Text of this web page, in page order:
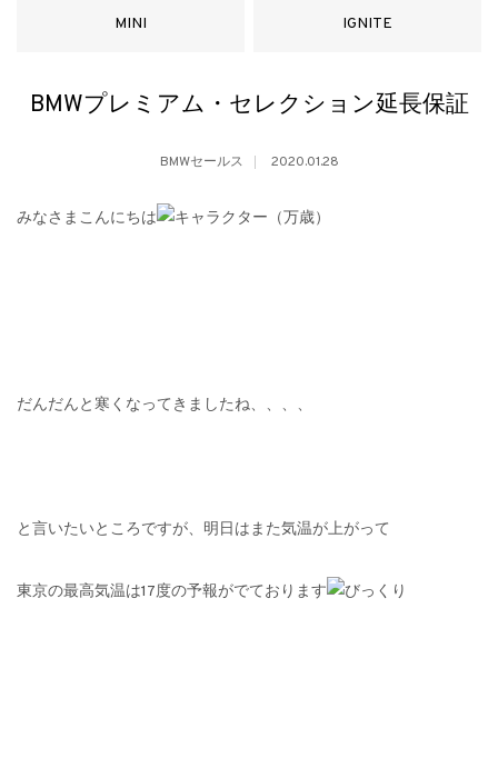
MINI IGNITE
BMWプレミアム・セレクション延長保証
BMWセールス 2020.01.28
みなさまこんにちは
だんだんと寒くなってきましたね、、、、
と言いたいところですが、明日はまた気温が上がって
東京の最高気温は17度の予報がでております